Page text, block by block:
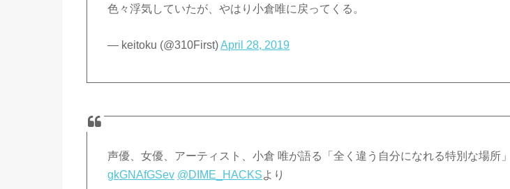
色々浮気していたが、やはり小倉唯に戻ってくる。
— keitoku (@310First)April 28, 2019
声優、女優、アーティスト、小倉 唯が語る「全く違う自分になれる特別な場所」
gkGNAfGSev @DIME_HACKSより